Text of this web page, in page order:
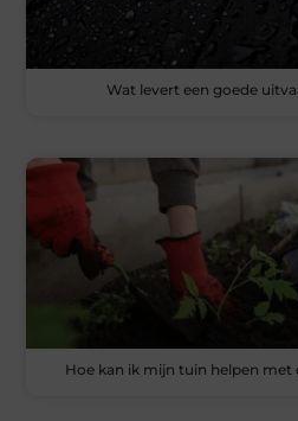
Wat levert een goede
Hoe kan ik mijn tuin helpen met